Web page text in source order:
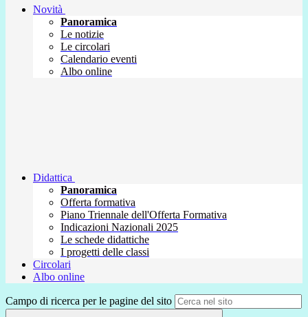
Novità
Panoramica
Le notizie
Le circolari
Calendario eventi
Albo online
Didattica
Panoramica
Offerta formativa
Piano Triennale dell'Offerta Formativa
Indicazioni Nazionali 2025
Le schede didattiche
I progetti delle classi
Circolari
Albo online
Campo di ricerca per le pagine del sito